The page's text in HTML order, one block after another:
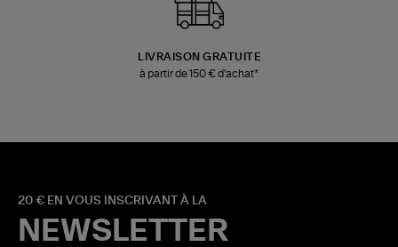
LIVRAISON GRATUITE
à partir de 150 € d'achat*
20 € EN VOUS INSCRIVANT À LA
NEWSLETTER